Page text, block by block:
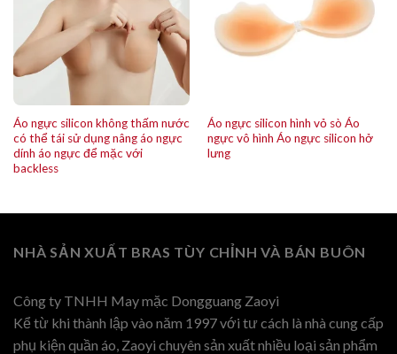
Áo ngực silicon không thấm nước
có thể tái sử dụng nâng áo ngực
dính áo ngực để mặc với
backless
Áo ngực silicon hình vỏ sò Áo
ngực vô hình Áo ngực silicon hở
lưng
NHÀ SẢN XUẤT BRAS TÙY CHỈNH VÀ BÁN BUÔN
Công ty TNHH May mặc Dongguang Zaoyi
Kể từ khi thành lập vào năm 1997 với tư cách là nhà cung cấp
phụ kiện quần áo, Zaoyi chuyên sản xuất nhiều loại sản phẩm